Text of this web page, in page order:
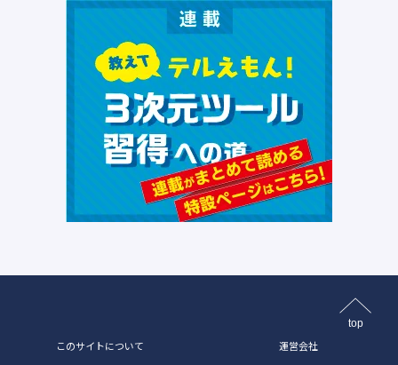
top
このサイトについて 運営会社